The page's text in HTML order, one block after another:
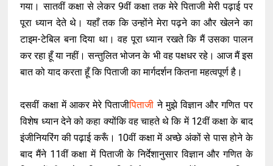
गया। सातवीं कक्षा से लेकर 9वीं कक्षा तक मेरे पिताजी मेरी पढ़ाई पर
पूरा ध्यान देते थे। यहाँ तक कि उन्होंने मेरा पढ़ने का और खेलने का
टाइम-टेबिल बना दिया था। वह पूरा ध्यान रखते कि मैं उसका पालन
कर रहा हूँ या नहीं। सन्तुलित भोजन के भी वह पक्षधर रहे। आज मैं इस
बात को याद करता हूँ कि पिताजी का मार्गदर्शन कितना महत्वपूर्ण है।
दसवीं कक्षा में आकर मेरे पिताजीपिताजी ने मुझे विज्ञान और गणित पर
विशेष ध्यान देने को कहा क्योंकि वह चाहते थे कि में 12वीं कक्षा के बाद
इंजीनियरिंग की पढ़ाई करूँ। 10वीं कक्षा में अच्छे अंकों से पास होने के
बाद मैंने 11वीं कक्षा में पिताजी के निर्देशानुसार विज्ञान और गणित के